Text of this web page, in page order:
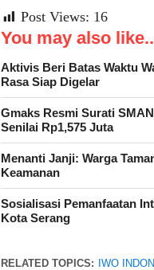
Post Views: 16
You may also
Aktivis Beri Batas Waktu
Rasa Siap Digelar
Gmaks Resmi Surati
Senilai Rp1,575 Juta
Menanti Janji: Warga
Keamanan
Sosialisasi Pemanfaatan
Kota Serang
RELATED TOPICS: IWO